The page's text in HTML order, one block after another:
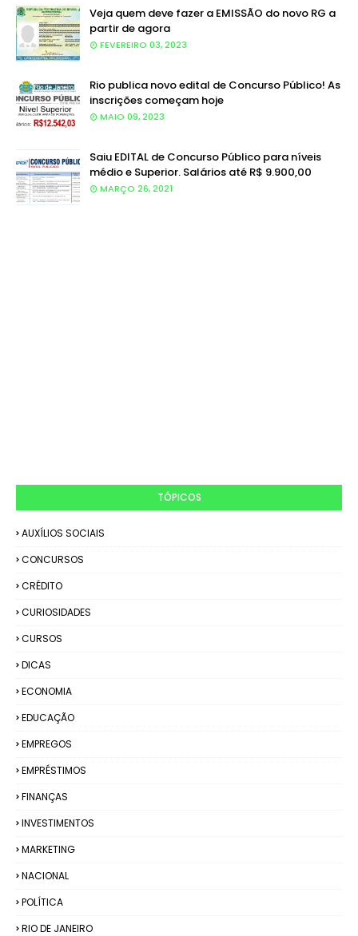
Veja quem deve fazer a EMISSÃO do novo RG a
partir de agora
FEVEREIRO 03, 2023
Rio publica novo edital de Concurso Público! As
inscrições começam hoje
MAIO 09, 2023
Saiu EDITAL de Concurso Público para níveis
médio e Superior. Salários até R$ 9.900,00
MARÇO 26, 2021
TÓPICOS
AUXÍLIOS SOCIAIS
CONCURSOS
CRÉDITO
CURIOSIDADES
CURSOS
DICAS
ECONOMIA
EDUCAÇÃO
EMPREGOS
EMPRÉSTIMOS
FINANÇAS
INVESTIMENTOS
MARKETING
NACIONAL
POLÍTICA
RIO DE JANEIRO